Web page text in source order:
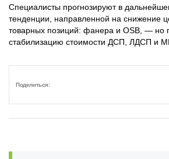
Специалисты прогнозируют в
тенденции, направленной на снижение
товарных позиций: фанера и OSB, — но
стабилизацию стоимости ДСП, ЛДСП и
Поделиться: